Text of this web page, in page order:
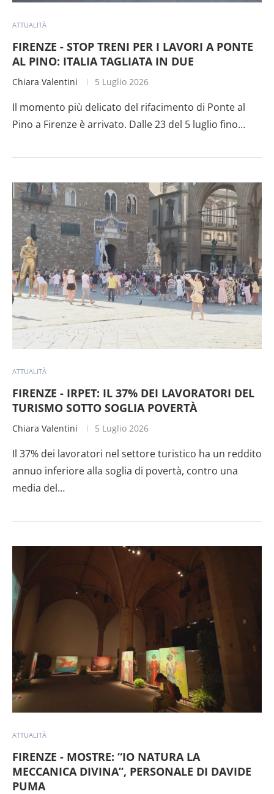
ATTUALITÀ
FIRENZE - STOP TRENI PER I LAVORI A PONTE
AL PINO: ITALIA TAGLIATA IN DUE
Chiara Valentini 5 Luglio 2026
Il momento più delicato del rifacimento di Ponte al
Pino a Firenze è arrivato. Dalle 23 del 5 luglio fino…
ATTUALITÀ
FIRENZE - IRPET: IL 37% DEI LAVORATORI DEL
TURISMO SOTTO SOGLIA POVERTÀ
Chiara Valentini 5 Luglio 2026
Il 37% dei lavoratori nel settore turistico ha un reddito
annuo inferiore alla soglia di povertà, contro una
media del…
ATTUALITÀ
FIRENZE - MOSTRE: “IO NATURA LA
MECCANICA DIVINA”, PERSONALE DI DAVIDE
PUMA